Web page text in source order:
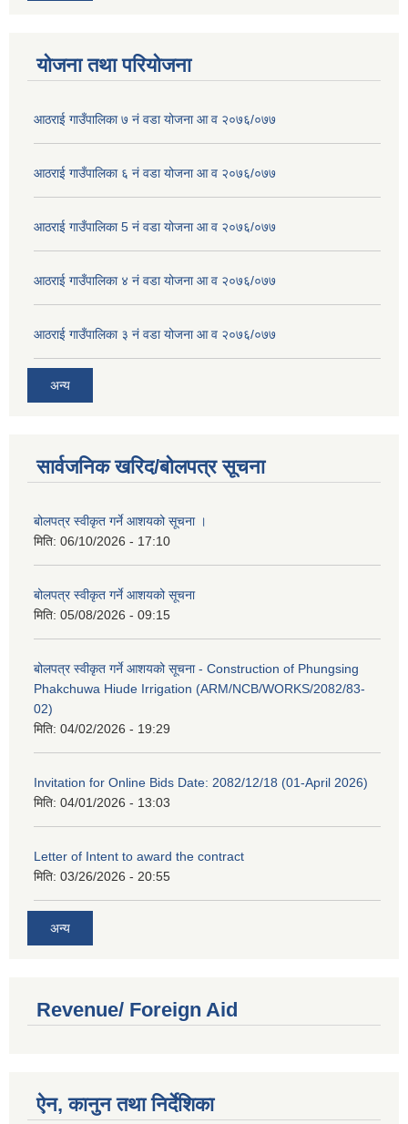
योजना तथा परियोजना
आठराई गाउँपालिका ७ नं वडा योजना आ व २०७६/०७७
आठराई गाउँपालिका ६ नं वडा योजना आ व २०७६/०७७
आठराई गाउँपालिका 5 नं वडा योजना आ व २०७६/०७७
आठराई गाउँपालिका ४ नं वडा योजना आ व २०७६/०७७
आठराई गाउँपालिका ३ नं वडा योजना आ व २०७६/०७७
अन्य
सार्वजनिक खरिद/बोलपत्र सूचना
बोलपत्र स्वीकृत गर्ने आशयको सूचना ।
मिति: 06/10/2026 - 17:10
बोलपत्र स्वीकृत गर्ने आशयको सूचना
मिति: 05/08/2026 - 09:15
बोलपत्र स्वीकृत गर्ने आशयको सूचना - Construction of Phungsing
Phakchuwa Hiude Irrigation (ARM/NCB/WORKS/2082/83-
02)
मिति: 04/02/2026 - 19:29
Invitation for Online Bids Date: 2082/12/18 (01-April 2026)
मिति: 04/01/2026 - 13:03
Letter of Intent to award the contract
मिति: 03/26/2026 - 20:55
अन्य
Revenue/ Foreign Aid
ऐन, कानुन तथा निर्देशिका